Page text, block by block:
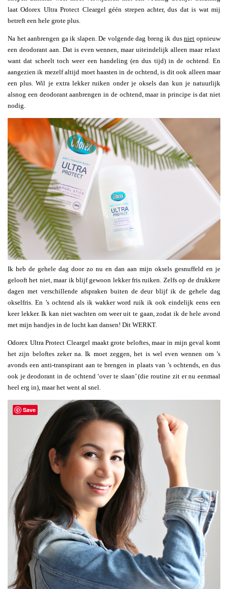
laat Odorex Ultra Protect Cleargel géén strepen achter, dus dat is wat mij
betreft een hele grote plus.
Na het aanbrengen ga ik slapen. De volgende dag breng ik dusniet opnieuw
een deodorant aan. Dat is even wennen, maar uiteindelijk alleen maar relaxt
want dat scheelt toch weer een handeling (en dus tijd) in de ochtend. En
aangezien ik mezelf altijd moet haasten in de ochtend, is dit ook alleen maar
een plus. Wil je extra lekker ruiken onder je oksels dan kun je natuurlijk
alsnog een deodorant aanbrengen in de ochtend, maar in principe is dat niet
nodig.
Ik heb de gehele dag door zo nu en dan aan mijn oksels gesnuffeld en je
gelooft het niet, maar ik blijf gewoon lekker fris ruiken. Zelfs op de drukkere
dagen met verschillende afspraken buiten de deur blijf ik de gehele dag
okselfris. En ’s ochtend als ik wakker word ruik ik ook eindelijk eens een
keer lekker. Ik kan niet wachten om weer uit te gaan, zodat ik de hele avond
met mijn handjes in de lucht kan dansen! Dit WERKT.
Odorex Ultra Protect Cleargel maakt grote beloftes, maar in mijn geval komt
het zijn beloftes zeker na. Ik moet zeggen, het is wel even wennen om ’s
avonds een anti-transpirant aan te brengen in plaats van ’s ochtends, en dus
ook je deodorant in de ochtend ‘over te slaan’ (die routine zit er nu eenmaal
heel erg in), maar het went al snel.
Save